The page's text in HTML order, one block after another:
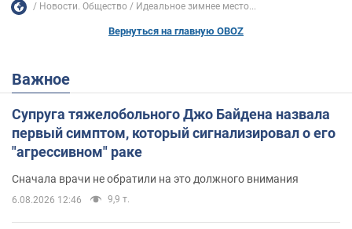
Новости. Общество Идеальное зимнее место...
Вернуться на главную OBOZ
Важное
Супруга тяжелобольного Джо Байдена назвала
первый симптом, который сигнализировал о его
"агрессивном" раке
Сначала врачи не обратили на это должного внимания
6.08.2026 12:46 9,9 т.